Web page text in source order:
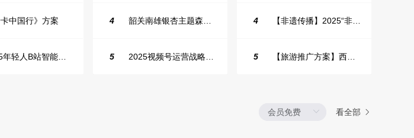
卡中国行》方案
2025年轻人B站智能生活家趋势报告
4 韶关南雄银杏主题森林公园总体设计概念规划方案
5 2025视频号运营战略：数据驱动增长全景指南
4 【非遗传播】2025“非遗融入现代生活”互联网平台助力非遗传播与消费专题报告（PDF格式）
5 【旅游推广方案】西安城市旅游介绍PPT（古风/文化/历史）
看全部